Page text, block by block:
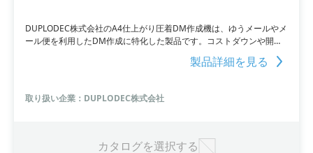
DUPLODEC株式会社のA4仕上がり圧着DM作成機は、ゆうメールやメ
ール便を利用したDM作成に特化した製品です。コストダウンや開封
率・レスポンスUPへの貢献が期待できます。後糊シーリングシステム
を備え、封かん加工を専用紙不要で素早く行うことが可能。高速処理
製品詳細を見る
取り扱い企業：DUPLODEC株式会社
カタログを選択する